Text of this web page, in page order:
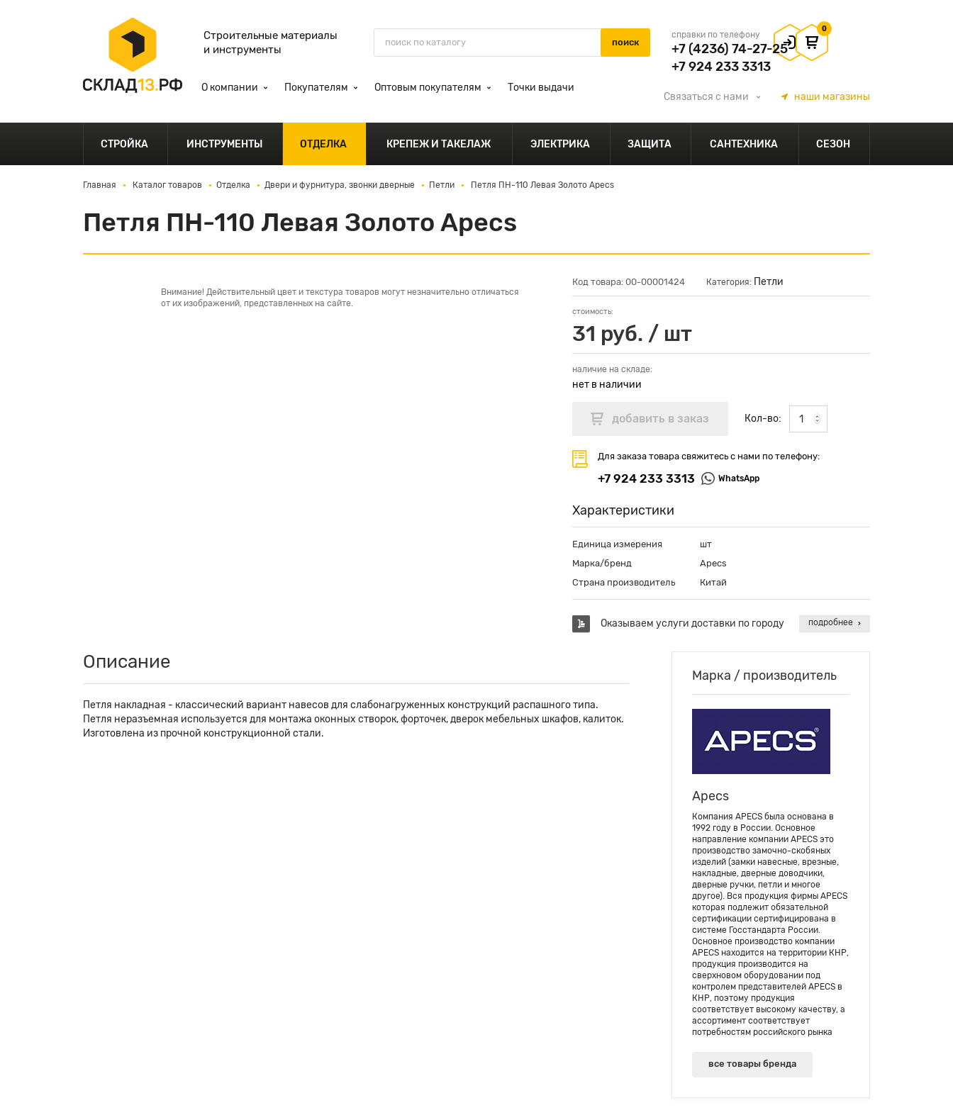
Строительные материалы
и инструменты
справки по телефону
+7 (4236) 74-27-25
+7 924 233 3313
0
О компании Покупателям Оптовым покупателям Точки выдачи
Связаться с нами наши магазины
СТРОЙКА ИНСТРУМЕНТЫ ОТДЕЛКА КРЕПЕЖ И ТАКЕЛАЖ ЭЛЕКТРИКА ЗАЩИТА САНТЕХНИКА СЕЗОН
Главная Каталог товаров Отделка Двери и фурнитура, звонки дверные Петли Петля ПН-110 Левая Золото Apecs
Петля ПН-110 Левая Золото Apecs
Внимание! Действительный цвет и текстура товаров могут незначительно отличаться
от их изображений, представленных на сайте.
Код товара: 00-00001424 Категория: Петли
стоимость:
31 руб. / шт
наличие на складе:
нет в наличии
Кол-во:
Для заказа товара свяжитесь с нами по телефону:
+7 924 233 3313 WhatsApp
Характеристики
Единица измерения
шт
Марка/бренд
Apecs
Страна производитель
Китай
Оказываем услуги доставки по городу подробнее
Описание
Петля накладная - классический вариант навесов для слабонагруженных конструкций распашного типа.
Петля неразъемная используется для монтажа оконных створок, форточек, дверок мебельных шкафов, калиток.
Изготовлена из прочной конструкционной стали.
Марка / производитель
Apecs
Компания APECS была основана в
1992 году в России. Основное
направление компании APECS это
производство замочно-скобяных
изделий (замки навесные, врезные,
накладные, дверные доводчики,
дверные ручки, петли и многое
другое). Вся продукция фирмы APECS
которая подлежит обязательной
сертификации сертифицирована в
системе Госстандарта России.
Основное производство компании
APECS находится на территории КНР,
продукция производится на
сверхновом оборудовании под
контролем представителей APECS в
КНР, поэтому продукция
соответствует высокому качеству, а
ассортимент соответствует
потребностям российского рынка
все товары бренда